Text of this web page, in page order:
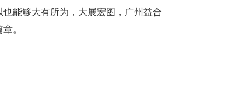
能够大有所为，大展宏图，广州益合
。